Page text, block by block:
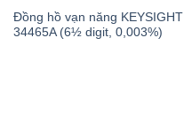
Đồng hồ vạn năng KEYSIGHT
34465A (6½ digit, 0,003%)